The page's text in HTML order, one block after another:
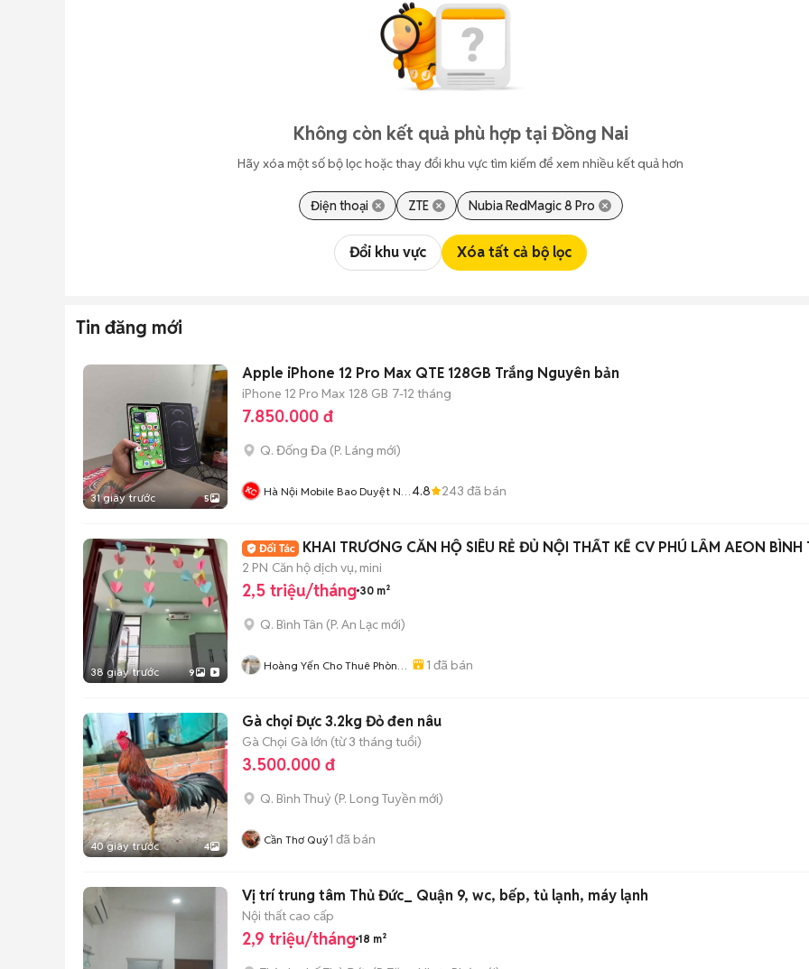
Không còn kết quả phù hợp tại Đồng Nai
Hãy xóa một số bộ lọc hoặc thay đổi khu vực tìm kiếm để xem nhiều kết quả hơn
Điện thoại ZTE Nubia RedMagic 8 Pro
Đổi khu vực Xóa tất cả bộ lọc
Tin đăng mới
31 giây trước 5
Apple iPhone 12 Pro Max QTE 128GB Trắng Nguyên bản
iPhone 12 Pro Max 128 GB 7-12 tháng
7.850.000 đ
Q. Đống Đa (P. Láng mới)
Hà Nội Mobile Bao Duyệt Nợ 4.8 243 đã bán
38 giây trước 9
KHAI TRƯƠNG CĂN HỘ SIÊU RẺ ĐỦ NỘI THẤT KẾ CV PHÚ LÂM AEON BÌNH
2 PN Căn hộ dịch vụ, mini
2,5 triệu/tháng 30 m²
Q. Bình Tân (P. An Lạc mới)
Hoàng Yến Cho Thuê Phòng -
1 đã bán
40 giây trước 4
Gà chọi Đực 3.2kg Đỏ đen nâu
Gà Chọi Gà lớn (từ 3 tháng tuổi)
3.500.000 đ
Q. Bình Thuỷ (P. Long Tuyền mới)
Cần Thơ Quý1 đã bán
Vị trí trung tâm Thủ Đức_ Quận 9, wc, bếp, tủ lạnh, máy lạnh
Nội thất cao cấp
2,9 triệu/tháng 18 m²